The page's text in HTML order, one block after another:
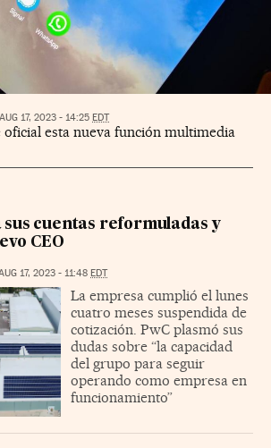
AUG 17, 2023 - 14:25 EDT
oficial esta nueva función multimedia
sus cuentas reformuladas y
CEO
17, 2023 - 11:48 EDT
La empresa cumplió el lunes
cuatro meses suspendida de
cotización. PwC plasmó sus
dudas sobre “la capacidad
del grupo para seguir
operando como empresa en
funcionamiento”